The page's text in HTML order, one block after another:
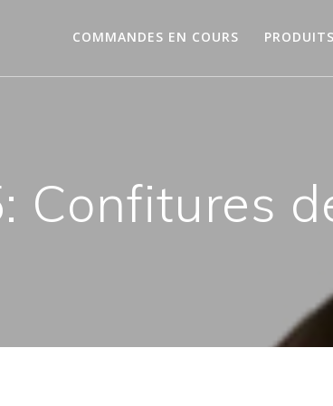
COMMANDES EN COURS PRODUITS
Confitures